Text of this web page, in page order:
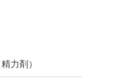
力剤）